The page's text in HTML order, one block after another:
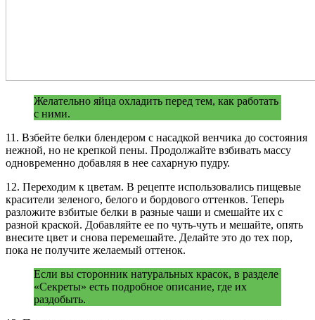
Желательно яйца охладить перед тем, как работать
с ними.
11. Взбейте белки блендером с насадкой венчика до состояния
нежной, но не крепкой пены. Продолжайте взбивать массу
одновременно добавляя в нее сахарную пудру.
12. Переходим к цветам. В рецепте использовались пищевые
красители зеленого, белого и бордового оттенков. Теперь
разложите взбитые белки в разные чаши и смешайте их с
разной краской. Добавляйте ее по чуть-чуть и мешайте, опять
внесите цвет и снова перемешайте. Делайте это до тех пор,
пока не получите желаемый оттенок.
Если вы сторонник натуральных красок, в разделе
«Секреты» есть подробное описание, где их
раздобыть.